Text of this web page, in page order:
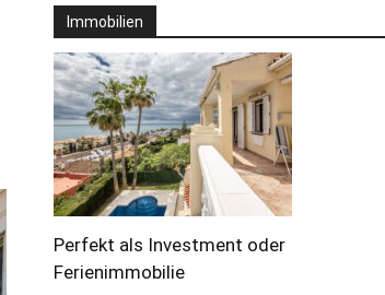
Immobilien
Perfekt als Investment oder
Ferienimmobilie